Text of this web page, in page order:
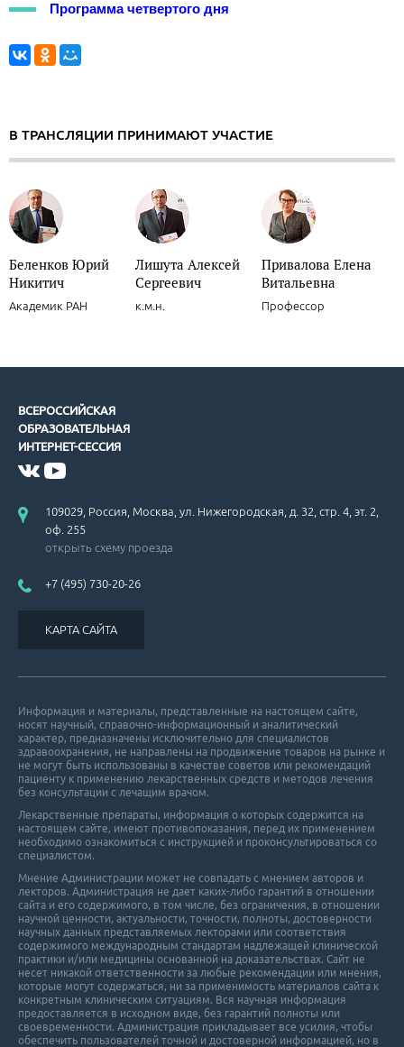
Программа четвертого дня
В ТРАНСЛЯЦИИ ПРИНИМАЮТ УЧАСТИЕ
Беленков Юрий
Никитич
Академик РАН
Лишута Алексей
Сергеевич
к.м.н.
Привалова Елена
Витальевна
Профессор
ВСЕРОССИЙСКАЯ
ОБРАЗОВАТЕЛЬНАЯ
ИНТЕРНЕТ-СЕССИЯ
109029, Россия, Москва, ул. Нижегородская, д. 32, стр. 4, эт. 2,
оф. 255
открыть схему проезда
+7 (495) 730-20-26
КАРТА САЙТА
Информация и материалы, представленные на настоящем сайте,
носят научный, справочно-информационный и аналитический
характер, предназначены исключительно для специалистов
здравоохранения, не направлены на продвижение товаров на рынке и
не могут быть использованы в качестве советов или рекомендаций
пациенту к применению лекарственных средств и методов лечения
без консультации с лечащим врачом.
Лекарственные препараты, информация о которых содержится на
настоящем сайте, имеют противопоказания, перед их применением
необходимо ознакомиться с инструкцией и проконсультироваться со
специалистом.
Мнение Администрации может не совпадать с мнением авторов и
лекторов. Администрация не дает каких-либо гарантий в отношении
cайта и его cодержимого, в том числе, без ограничения, в отношении
научной ценности, актуальности, точности, полноты, достоверности
научных данных представляемых лекторами или соответствия
содержимого международным стандартам надлежащей клинической
практики и/или медицины основанной на доказательствах. Сайт не
несет никакой ответственности за любые рекомендации или мнения,
которые могут содержаться, ни за применимость материалов сайта к
конкретным клиническим ситуациям. Вся научная информация
предоставляется в исходном виде, без гарантий полноты или
своевременности. Администрация прикладывает все усилия, чтобы
обеспечить пользователей точной и достоверной информацией, но в